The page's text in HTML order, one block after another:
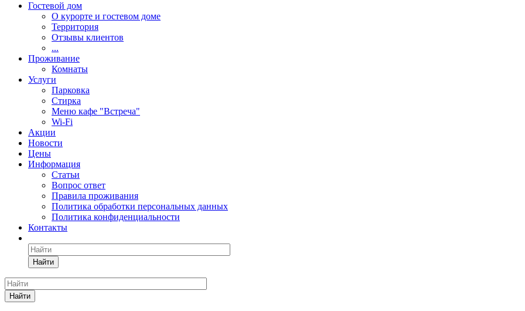
Гостевой дом
О курорте и гостевом доме
Территория
Отзывы клиентов
...
Проживание
Комнаты
Услуги
Парковка
Стирка
Меню кафе "Встреча"
Wi-Fi
Акции
Новости
Цены
Информация
Статьи
Вопрос ответ
Правила проживания
Политика обработки персональных данных
Политика конфиденциальности
Контакты
Найти
Найти